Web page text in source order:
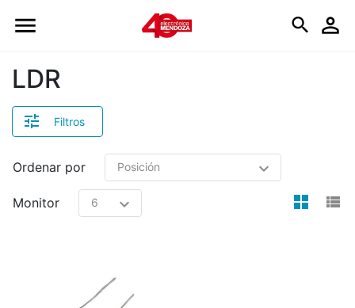
LDR
Filtros
Ordenar por
Monitor